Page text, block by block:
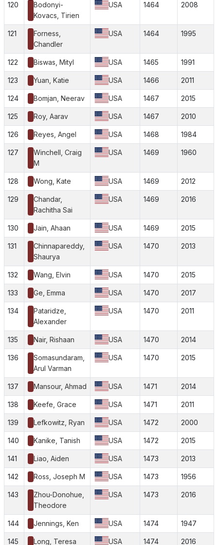
120
Bodonyi-
Kovacs, Tirien
USA 1464 2008
121
Forness,
Chandler
USA 1464 1995
122 Biswas, Mityl USA 1465 1991
123 Yuan, Katie USA 1466 2011
124 Bomjan, Neerav USA 1467 2015
125 Roy, Aarav USA 1467 2010
126 Reyes, Angel USA 1468 1984
127
Winchell, Craig
M
USA 1469 1960
128 Wong, Kate USA 1469 2012
129
Chandar,
Rachitha Sai
USA 1469 2016
130 Jain, Ahaan USA 1469 2015
131
Chinnapareddy,
Shaurya
USA 1470 2013
132 Wang, Elvin USA 1470 2015
133 Ge, Emma USA 1470 2017
134
Pataridze,
Alexander
USA 1470 2011
135 Nair, Rishaan USA 1470 2014
136
Somasundaram,
Arul Varman
USA 1470 2015
137 Mansour, Ahmad USA 1471 2014
138 Keefe, Grace USA 1471 2011
139 Lefkowitz, Ryan USA 1472 2000
140 Kanike, Tanish USA 1472 2015
141 Liao, Aiden USA 1473 2013
142 Ross, Joseph M USA 1473 1956
143
Zhou-Donohue,
Theodore
USA 1473 2016
144 Jennings, Ken USA 1474 1947
145 Long, Teresa USA 1474 2016